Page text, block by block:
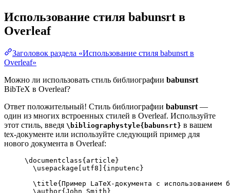
Использование стиля babunsrt в
Overleaf
Заголовок раздела «Использование стиля babunsrt в
Overleaf»
Можно ли использовать стиль библиографии babunsrt
BibTeX в Overleaf?
Ответ положительный! Стиль библиографии babunsrt—
один из многих встроенных стилей в Overleaf. Используйте
этот стиль, введя \bibliographystyle{babunsrt} в вашем
tex-документе или используйте следующий пример для
нового документа в Overleaf:
\documentclass{ article }
\usepackage
utf8 ]{ inputenc }
\title{Пример LaTeX-документа с
\author{John Smith}